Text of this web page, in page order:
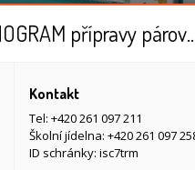
HARMONOGRAM přípravy párové
Kontakt
Tel: +420 261 097 211
Školní jídelna: +420 261 097
ID schránky: isc7trm